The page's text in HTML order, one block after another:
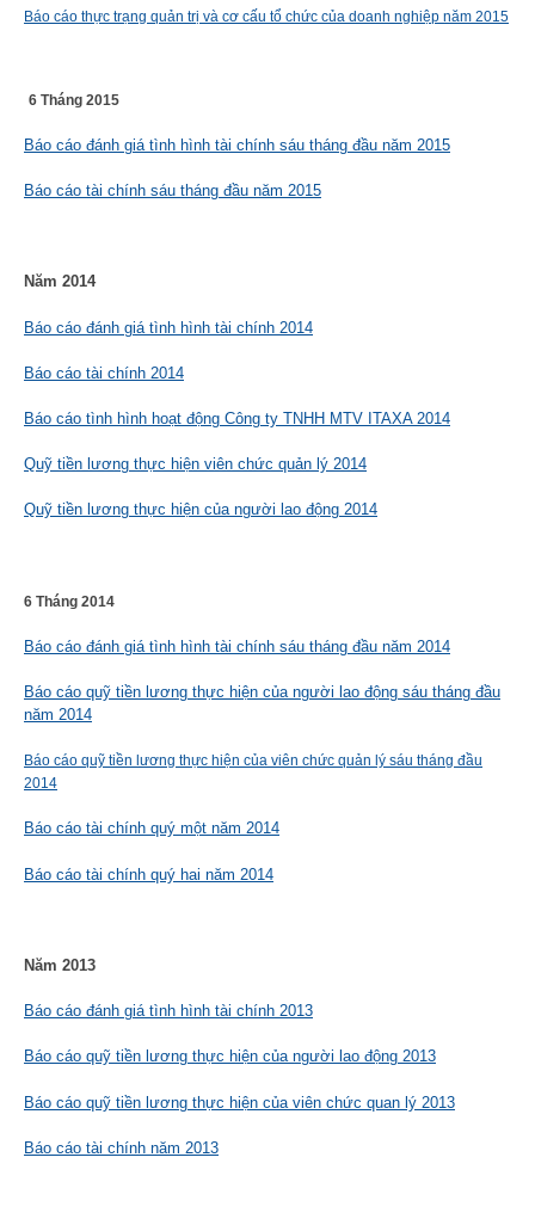
Báo cáo thực trạng quản trị và cơ cấu tổ chức của doanh nghiệp năm 2015
6 Tháng 2015
Báo cáo đánh giá tình hình tài chính sáu tháng đầu năm 2015
Báo cáo tài chính sáu tháng đầu năm 2015
Năm 2014
Báo cáo đánh giá tình hình tài chính 2014
Báo cáo tài chính 2014
Báo cáo tình hình hoạt động Công ty TNHH MTV ITAXA 2014
Quỹ tiền lương thực hiện viên chức quản lý 2014
Quỹ tiền lương thực hiện của người lao động 2014
6 Tháng 2014
Báo cáo đánh giá tình hình tài chính sáu tháng đầu năm 2014
Báo cáo quỹ tiền lương thực hiện của người lao động sáu tháng đầu
năm 2014
Báo cáo quỹ tiền lương thực hiện của viên chức quản lý sáu tháng đầu
2014
Báo cáo tài chính quý một năm 2014
Báo cáo tài chính quý hai năm 2014
Năm 2013
Báo cáo đánh giá tình hình tài chính 2013
Báo cáo quỹ tiền lương thực hiện của người lao động 2013
Báo cáo quỹ tiền lương thực hiện của viên chức quan lý 2013
Báo cáo tài chính năm 2013